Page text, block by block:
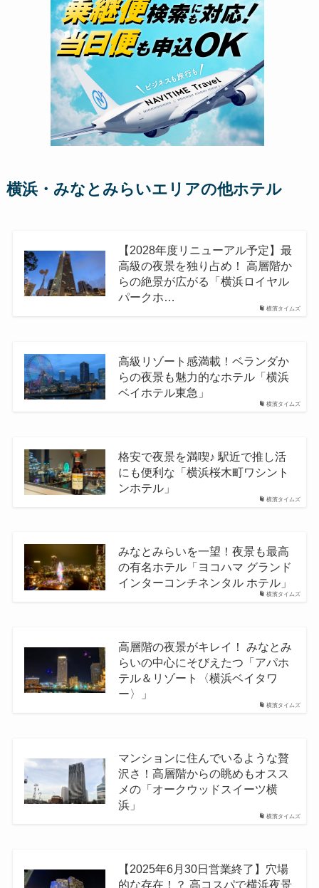
横浜・みなとみらいエリアの他ホテル
横濱タイムズ
【2028年度リニューアル予定】最
高級の夜景を独り占め！ 高層階か
らの絶景が広がる「横浜ロイヤル
パークホ…
横濱タイムズ
高級リゾート感満載！ベランダか
らの夜景も魅力的なホテル「横浜
ベイホテル東急」
横濱タイムズ
格安で夜景を満喫♪ 駅近で推し活
にも便利な「横浜桜木町ワシント
ンホテル」
横濱タイムズ
みなとみらいを一望！夜景も最高
の有名ホテル「ヨコハマ グランド
インターコンチネンタル ホテル」
横濱タイムズ
高層階の夜景がキレイ！ みなとみ
らいの中心にそびえたつ「アパホ
テル＆リゾート〈横浜ベイタワ
ー〉」
横濱タイムズ
マンションに住んでいるような贅
沢さ！高層階からの眺めもオスス
メの「オークウッドスイーツ横
浜」
【2025年6月30日営業終了】穴場
的な存在！？ 高コスパで横浜夜景